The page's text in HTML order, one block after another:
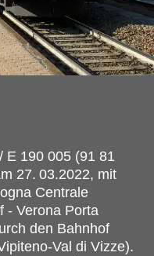
E 190 005 (91 81
27. 03.2022, mit
Centrale
- Verona Porta
den Bahnhof
Val di Vizze).